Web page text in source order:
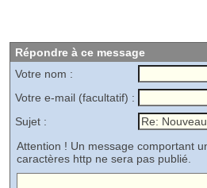
Répondre à ce message
Votre nom :
Votre e-mail (facultatif) :
Sujet :
Attention ! Un message comportant
caractères http ne sera pas publié.